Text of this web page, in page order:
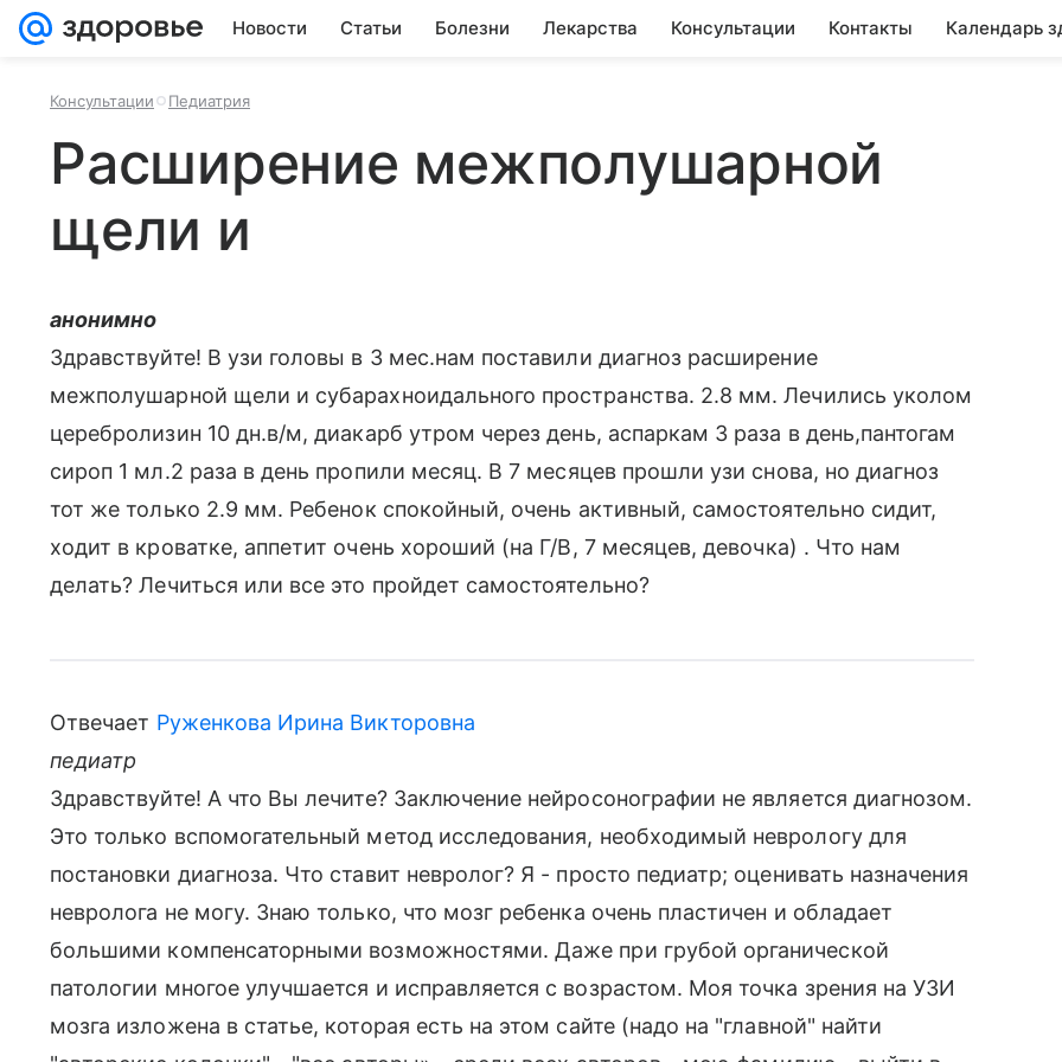
Новости Статьи Болезни Лекарства Консультации Контакты Календарь
Консультации Педиатрия
Расширение межполушарной
щели и
анонимно
Здравствуйте! В узи головы в 3 мес.нам поставили диагноз расширение
межполушарной щели и субарахноидального пространства. 2.8 мм. Лечились уколом
церебролизин 10 дн.в/м, диакарб утром через день, аспаркам 3 раза в день,пантогам
сироп 1 мл.2 раза в день пропили месяц. В 7 месяцев прошли узи снова, но диагноз
тот же только 2.9 мм. Ребенок спокойный, очень активный, самостоятельно сидит,
ходит в кроватке, аппетит очень хороший (на Г/В, 7 месяцев, девочка) . Что нам
делать? Лечиться или все это пройдет самостоятельно?
Отвечает Руженкова Ирина Викторовна
педиатр
Здравствуйте! А что Вы лечите? Заключение нейросонографии не является диагнозом.
Это только вспомогательный метод исследования, необходимый неврологу для
постановки диагноза. Что ставит невролог? Я - просто педиатр; оценивать назначения
невролога не могу. Знаю только, что мозг ребенка очень пластичен и обладает
большими компенсаторными возможностями. Даже при грубой органической
патологии многое улучшается и исправляется с возрастом. Моя точка зрения на УЗИ
мозга изложена в статье, которая есть на этом сайте (надо на "главной" найти